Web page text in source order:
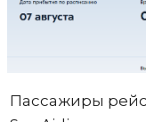
Пассажиры